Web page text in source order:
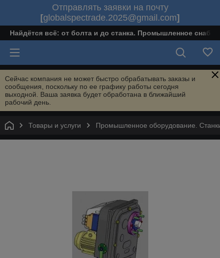
Отправлять заявки на почту
[globalspectrade.2025@gmail.com]
Найдётся всё: от болта и до станка. Промышленное
Сейчас компания не может быстро обрабатывать заказы и
сообщения, поскольку по ее графику работы сегодня
выходной. Ваша заявка будет обработана в ближайший
рабочий день.
Товары и услуги Промышленное оборудование.